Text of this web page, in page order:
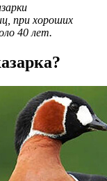
при хороших
40 лет.